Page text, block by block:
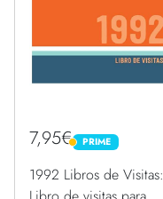
7,95€ PRIME
PRIME
1992 Libros de Visitas: